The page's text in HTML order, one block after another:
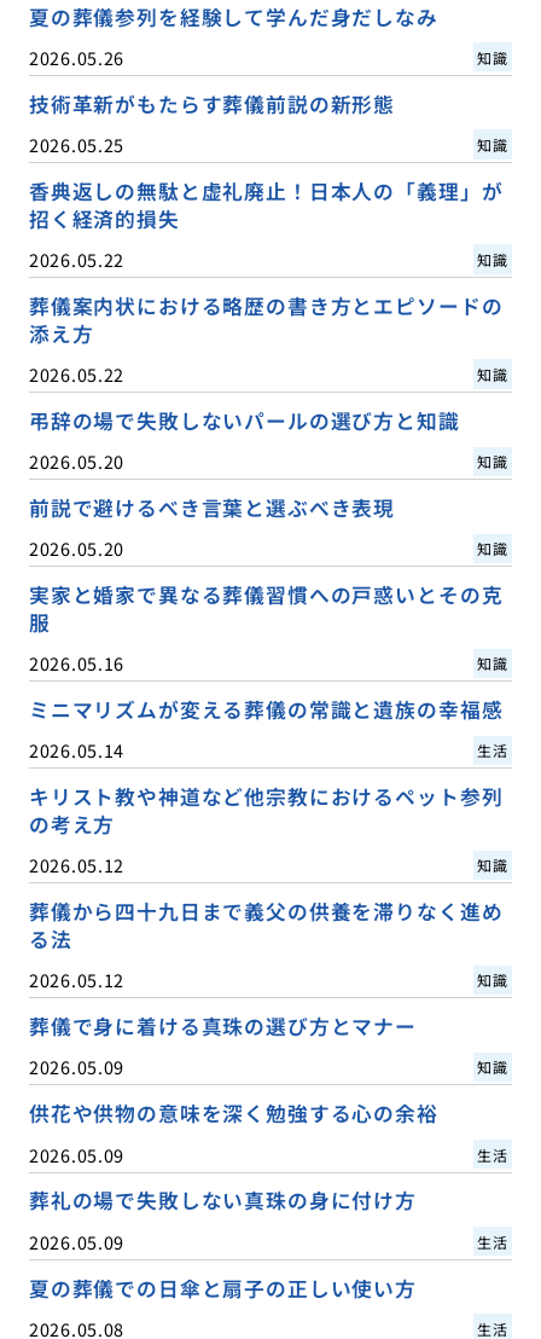
夏の葬儀参列を経験して学んだ身だしなみ
2026.05.26 知識
技術革新がもたらす葬儀前説の新形態
2026.05.25 知識
香典返しの無駄と虚礼廃止！日本人の「義理」が
招く経済的損失
2026.05.22 知識
葬儀案内状における略歴の書き方とエピソードの
添え方
2026.05.22 知識
弔辞の場で失敗しないパールの選び方と知識
2026.05.20 知識
前説で避けるべき言葉と選ぶべき表現
2026.05.20 知識
実家と婚家で異なる葬儀習慣への戸惑いとその克
服
2026.05.16 知識
ミニマリズムが変える葬儀の常識と遺族の幸福感
2026.05.14 生活
キリスト教や神道など他宗教におけるペット参列
の考え方
2026.05.12 知識
葬儀から四十九日まで義父の供養を滞りなく進め
る法
2026.05.12 知識
葬儀で身に着ける真珠の選び方とマナー
2026.05.09 知識
供花や供物の意味を深く勉強する心の余裕
2026.05.09 生活
葬礼の場で失敗しない真珠の身に付け方
2026.05.09 生活
夏の葬儀での日傘と扇子の正しい使い方
2026.05.08 生活